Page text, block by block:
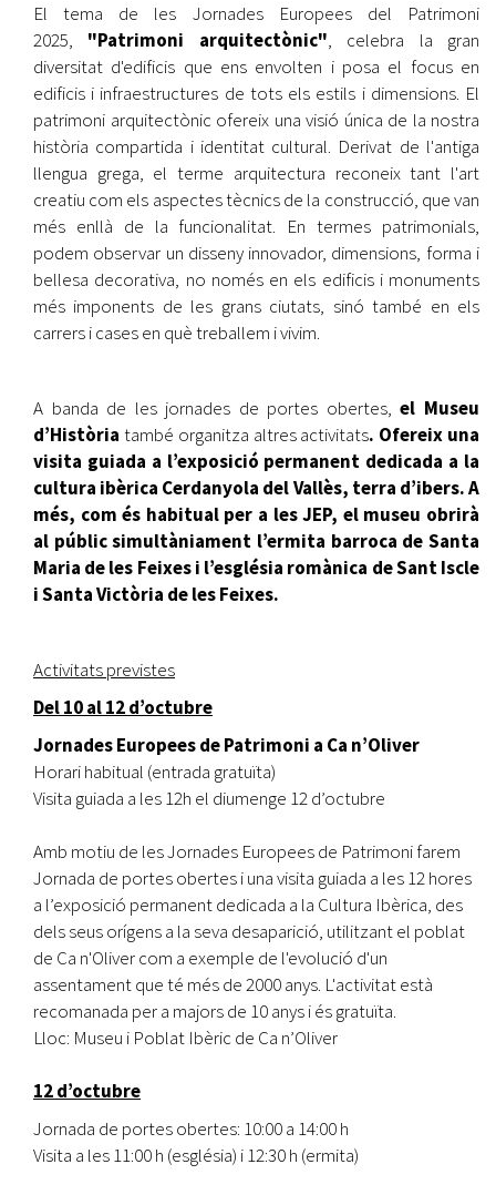
El tema de les Jornades Europees del Patrimoni
2025, "Patrimoni arquitectònic", celebra la gran
diversitat d'edificis que ens envolten i posa el focus en
edificis i infraestructures de tots els estils i dimensions. El
patrimoni arquitectònic ofereix una visió única de la nostra
història compartida i identitat cultural. Derivat de l'antiga
llengua grega, el terme arquitectura reconeix tant l'art
creatiu com els aspectes tècnics de la construcció, que van
més enllà de la funcionalitat. En termes patrimonials,
podem observar un disseny innovador, dimensions, forma i
bellesa decorativa, no només en els edificis i monuments
més imponents de les grans ciutats, sinó també en els
carrers i cases en què treballem i vivim.
A banda de les jornades de portes obertes,el Museu
d’Història també organitza altres activitats. Ofereix una
visita guiada a l’exposició permanent dedicada a la
cultura ibèrica Cerdanyola del Vallès, terra d’ibers. A
més, com és habitual per a les JEP, el museu obrirà
al públic simultàniament l’ermita barroca de Santa
Maria de les Feixes i l’església romànica de Sant Iscle
i Santa Victòria de les Feixes.
Activitats previstes
Del 10 al 12 d’octubre
Jornades Europees de Patrimoni a Ca n’Oliver
Horari habitual (entrada gratuïta)
Visita guiada a les 12h el diumenge 12 d’octubre
Amb motiu de les Jornades Europees de Patrimoni farem
Jornada de portes obertes i una visita guiada a les 12 hores
a l’exposició permanent dedicada a la Cultura Ibèrica, des
dels seus orígens a la seva desaparició, utilitzant el poblat
de Ca n'Oliver com a exemple de l'evolució d'un
assentament que té més de 2000 anys. L'activitat està
recomanada per a majors de 10 anys i és gratuïta.
Lloc: Museu i Poblat Ibèric de Ca n’Oliver
12 d’octubre
Jornada de portes obertes: 10:00 a 14:00 h
Visita a les 11:00 h (església) i 12:30 h (ermita)